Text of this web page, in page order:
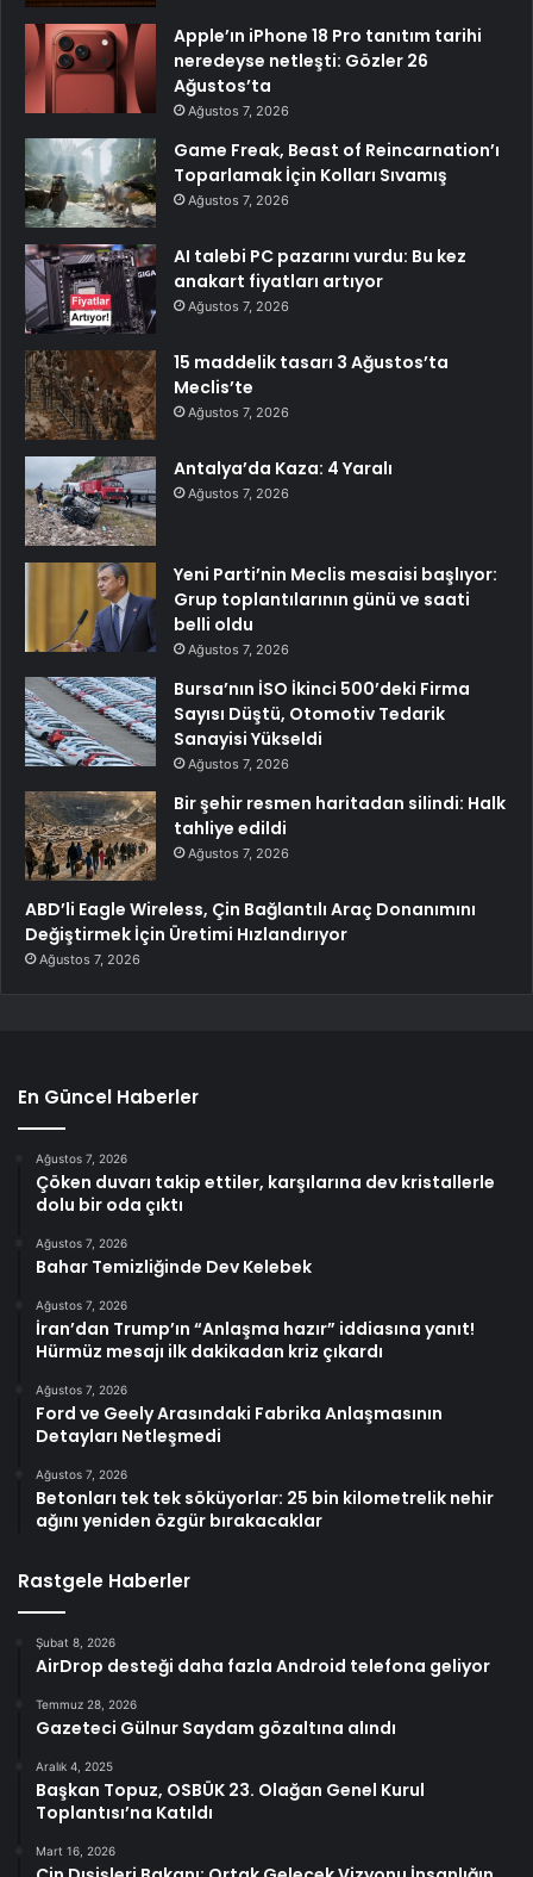
Apple’ın iPhone 18 Pro tanıtım tarihi
neredeyse netleşti: Gözler 26
Ağustos’ta
Ağustos 7, 2026
Game Freak, Beast of Reincarnation’ı
Toparlamak İçin Kolları Sıvamış
Ağustos 7, 2026
AI talebi PC pazarını vurdu: Bu kez
anakart fiyatları artıyor
Ağustos 7, 2026
15 maddelik tasarı 3 Ağustos’ta
Meclis’te
Ağustos 7, 2026
Antalya’da Kaza: 4 Yaralı
Ağustos 7, 2026
Yeni Parti’nin Meclis mesaisi başlıyor:
Grup toplantılarının günü ve saati
belli oldu
Ağustos 7, 2026
Bursa’nın İSO İkinci 500’deki Firma
Sayısı Düştü, Otomotiv Tedarik
Sanayisi Yükseldi
Ağustos 7, 2026
Bir şehir resmen haritadan silindi: Halk
tahliye edildi
Ağustos 7, 2026
ABD’li Eagle Wireless, Çin Bağlantılı Araç Donanımını
Değiştirmek İçin Üretimi Hızlandırıyor
Ağustos 7, 2026
En Güncel Haberler
Ağustos 7, 2026
Çöken duvarı takip ettiler, karşılarına dev kristallerle
dolu bir oda çıktı
Ağustos 7, 2026
Bahar Temizliğinde Dev Kelebek
Ağustos 7, 2026
İran’dan Trump’ın “Anlaşma hazır” iddiasına yanıt!
Hürmüz mesajı ilk dakikadan kriz çıkardı
Ağustos 7, 2026
Ford ve Geely Arasındaki Fabrika Anlaşmasının
Detayları Netleşmedi
Ağustos 7, 2026
Betonları tek tek söküyorlar: 25 bin kilometrelik nehir
ağını yeniden özgür bırakacaklar
Rastgele Haberler
Şubat 8, 2026
AirDrop desteği daha fazla Android telefona geliyor
Temmuz 28, 2026
Gazeteci Gülnur Saydam gözaltına alındı
Aralık 4, 2025
Başkan Topuz, OSBÜK 23. Olağan Genel Kurul
Toplantısı’na Katıldı
Mart 16, 2026